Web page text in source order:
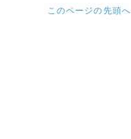
このページの先頭へ